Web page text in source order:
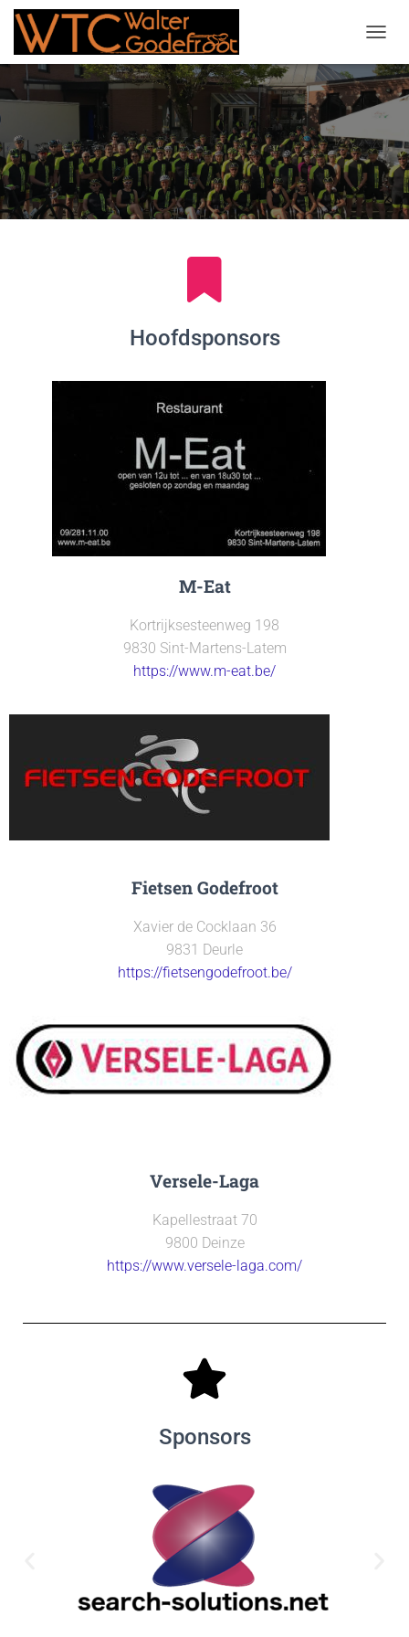
Hoofdsponsors
M-Eat
Kortrijksesteenweg 198
9830 Sint-Martens-Latem
https://www.m-eat.be/
Fietsen Godefroot
Xavier de Cocklaan 36
9831 Deurle
https://fietsengodefroot.be/
Versele-Laga
Kapellestraat 70
9800 Deinze
https://www.versele-laga.com/
Sponsors